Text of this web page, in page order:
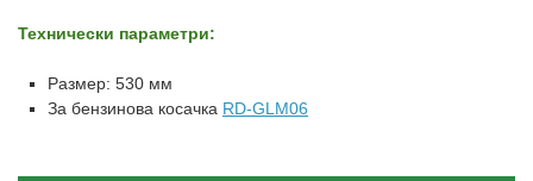
Технически параметри:
Размер: 530 мм
За бензинова косачка RD-GLM06